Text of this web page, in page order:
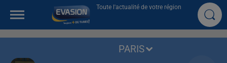
Toute l'actualité de votre région
PARIS